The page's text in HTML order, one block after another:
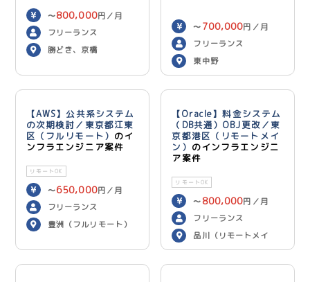
〜800,000円／月
フリーランス
勝どき、京橋
〜 700,000円／月
フリーランス
東中野
【AWS】公共系システム
の次期検討／東京都江東
区（フルリモート） のイ
ンフラエンジニア案件
リモートOK
〜650,000円／月
フリーランス
豊洲（フルリモート）
【Oracle】料金システム
（DB共通）OBJ更改／東
京都港区（リモートメイ
ン） のインフラエンジニ
ア案件
リモートOK
〜 800,000円／月
フリーランス
品川（リモートメイ
ン）